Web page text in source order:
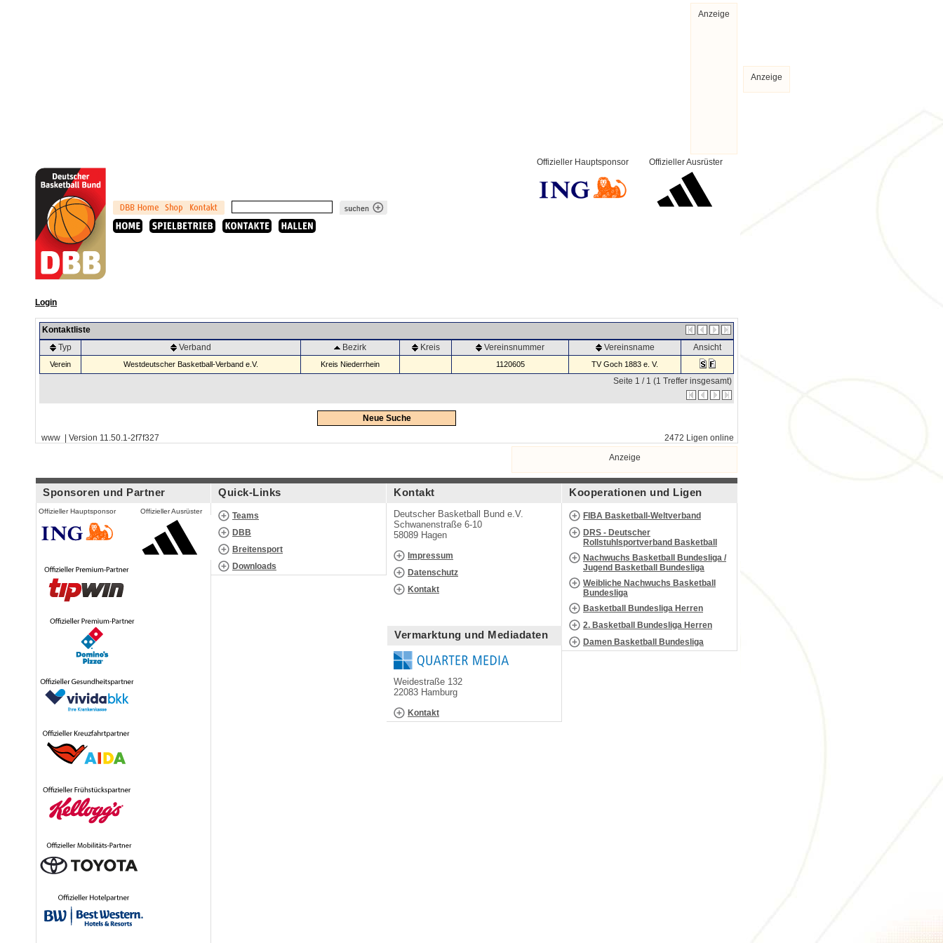
Anzeige
Offizieller Ausrüster
Offizieller Hauptsponsor
Login
Kontaktliste
Typ
Verband Bezirk Kreis Vereinsnummer Vereinsname Ansicht
Verein Westdeutscher Basketball-Verband e.V. Kreis Niederrhein 1120605 TV Goch 1883 e. V.
Seite 1 / 1 (1 Treffer insgesamt)
Neue Suche
www | Version 11.50.1-2f7f327
2472 Ligen online
Anzeige
Sponsoren und Partner
Offizieller Hauptsponsor Offizieller Ausrüster
Quick-Links
Teams
DBB
Breitensport
Downloads
Kontakt
Deutscher Basketball Bund e.V.
Schwanenstraße 6-10
58089 Hagen
Impressum
Datenschutz
Kontakt
Vermarktung und Mediadaten
Weidestraße 132
22083 Hamburg
Kontakt
Kooperationen und Ligen
FIBA Basketball-Weltverband
DRS - Deutscher
Rollstuhlsportverband Basketball
Nachwuchs Basketball Bundesliga /
Jugend Basketball Bundesliga
Weibliche Nachwuchs Basketball
Bundesliga
Basketball Bundesliga Herren
2. Basketball Bundesliga Herren
Damen Basketball Bundesliga
Anzeige